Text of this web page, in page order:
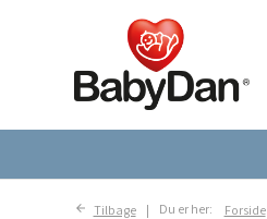
Tilbage Du er her: Forside